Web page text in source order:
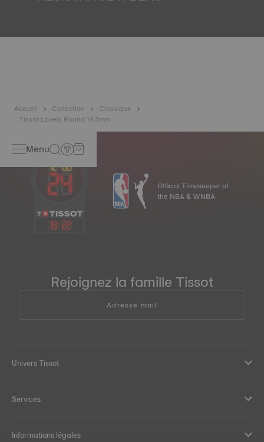
pression, ainsi qu'à la pénétration de liquides, de gaz et de
Accueil Collection
Classique
Tissot Lovely Round 19.5mm
Menu
18:22
Official Timekeeper of
the NBA & WNBA
Rejoignez la famille Tissot
Adresse mail
Univers Tissot
Services
Informations légales